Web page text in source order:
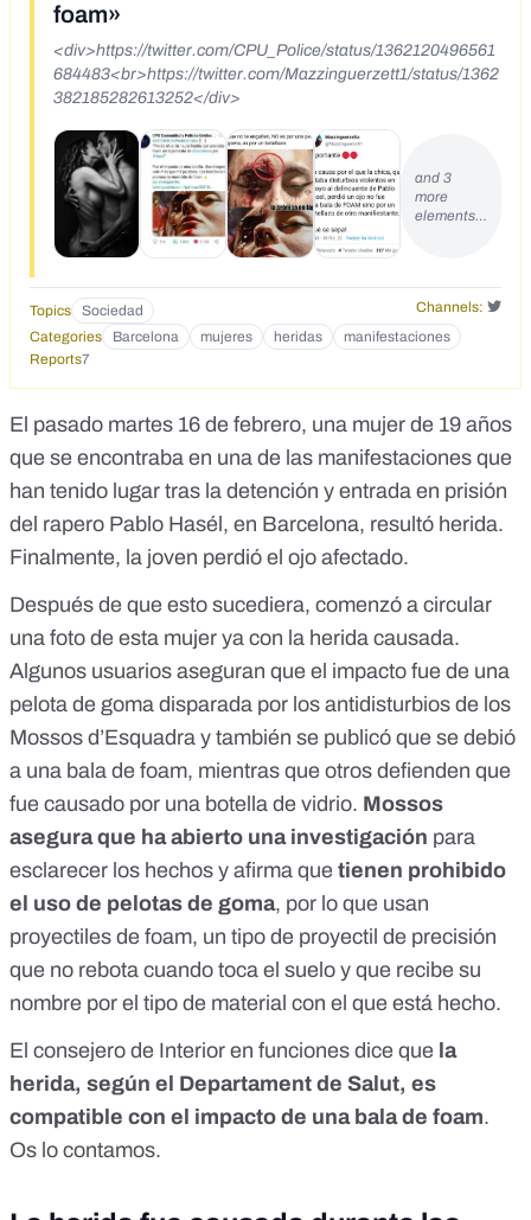
foam»
<div>https://twitter.com/CPU_Police/status/1362120496561
684483<br>https://twitter.com/Mazzinguerzett1/status/1362
382185282613252</div>
and 3
more
elements…
Topics Sociedad
Channels:
Categories
Barcelona mujeres heridas
manifestaciones
Reports7
El pasado martes 16 de febrero, una mujer de 19 años
que se encontraba en una de las manifestaciones que
han tenido lugar tras la detención y entrada en prisión
del rapero Pablo Hasél, en Barcelona, resultó herida.
Finalmente, la joven perdió el ojo afectado.
Después de que esto sucediera, comenzó a circular
una foto de esta mujer ya con la herida causada.
Algunos usuarios aseguran que el impacto fue de una
pelota de goma disparada por los antidisturbios de los
Mossos d’Esquadra y también se publicó que se debió
a una bala de foam, mientras que otros defienden que
fue causado por una botella de vidrio. Mossos
asegura que ha abierto una investigación para
esclarecer los hechos y afirma que tienen prohibido
el uso de pelotas de goma, por lo que usan
proyectiles de foam, un tipo de proyectil de precisión
que no rebota cuando toca el suelo y que recibe su
nombre por el tipo de material con el que está hecho.
El consejero de Interior en funciones dice que la
herida, según el Departament de Salut, es
compatible con el impacto de una bala de foam.
Os lo contamos.